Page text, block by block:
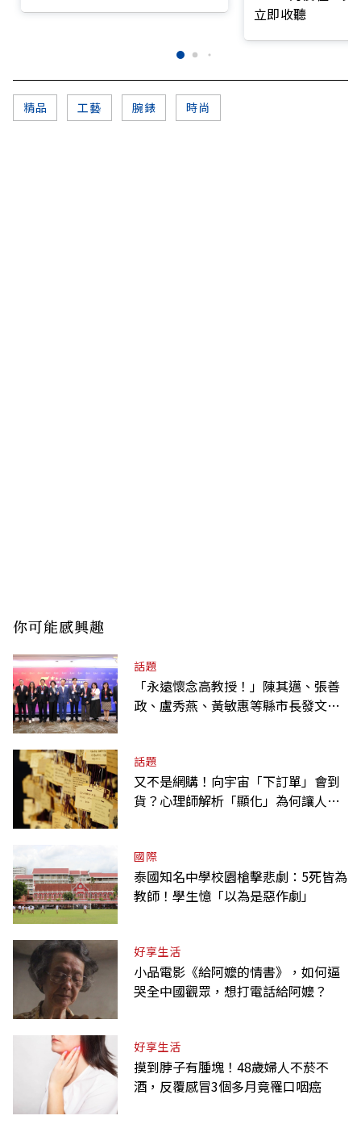
立即收聽
精品 工藝 腕錶 時尚
你可能感興趣
話題
「永遠懷念高教授！」陳其邁、張善
政、盧秀燕、黃敏惠等縣市長發文弔
話題
又不是網購！向宇宙「下訂單」會到
貨？心理師解析「顯化」為何讓人無
國際
泰國知名中學校園槍擊悲劇：5死皆為
教師！學生憶「以為是惡作劇」
好享生活
小品電影《給阿嬤的情書》，如何逼
哭全中國觀眾，想打電話給阿嬤？
好享生活
摸到脖子有腫塊！48歲婦人不菸不
酒，反覆感冒3個多月竟罹口咽癌